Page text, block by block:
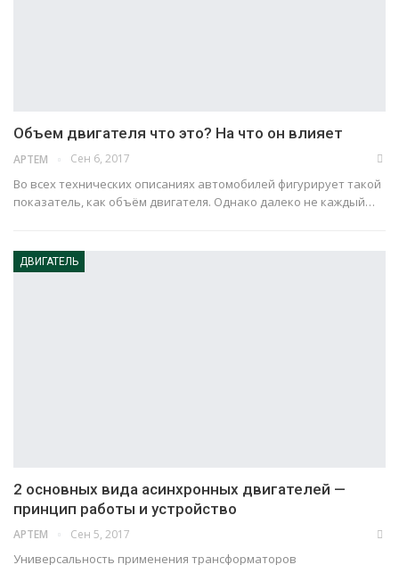
Объем двигателя что это? На что он влияет
АРТЕМ Сен 6, 2017
Во всех технических описаниях автомобилей фигурирует такой
показатель, как объём двигателя. Однако далеко не каждый…
ДВИГАТЕЛЬ
2 основных вида асинхронных двигателей —
принцип работы и устройство
АРТЕМ Сен 5, 2017
Универсальность применения трансформаторов